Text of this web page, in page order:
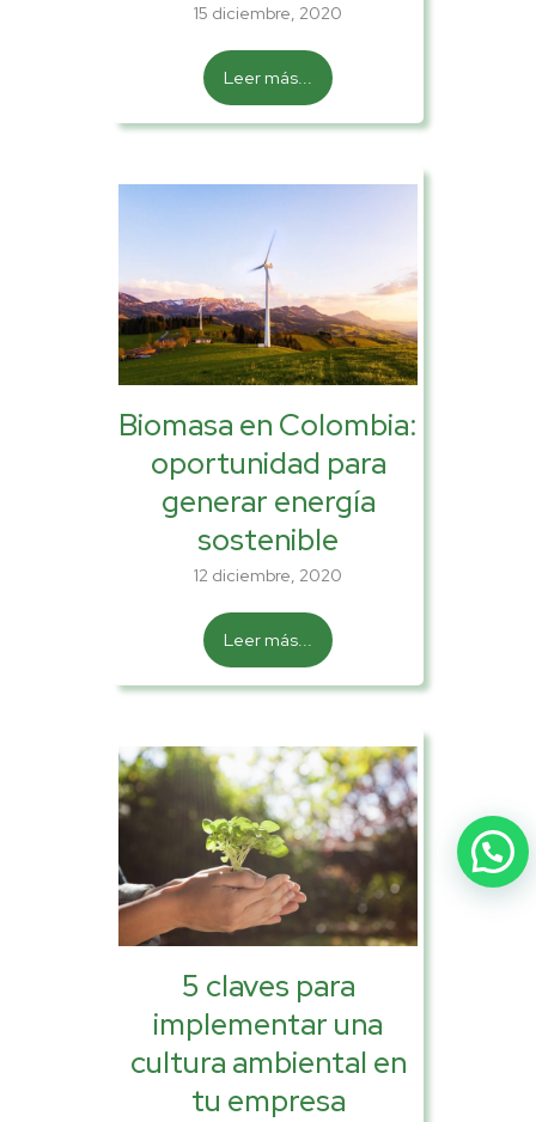
15 diciembre, 2020
Leer más...
Biomasa en Colombia:
oportunidad para
generar energía
sostenible
12 diciembre, 2020
Leer más...
5 claves para
implementar una
cultura ambiental en
tu empresa